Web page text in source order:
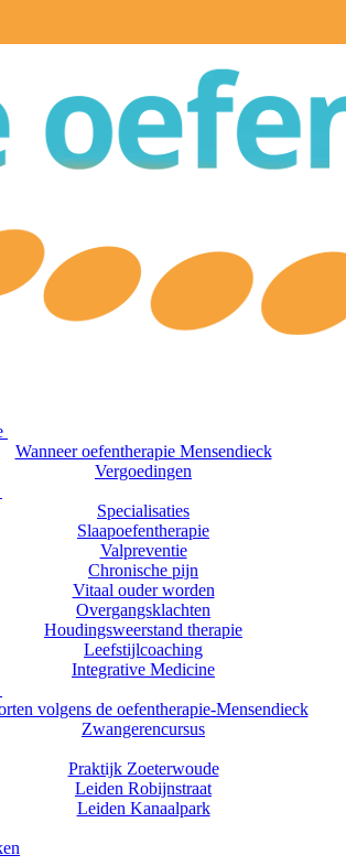
Wanneer oefentherapie Mensendieck
Vergoedingen
Specialisaties
Slaapoefentherapie
Valpreventie
Chronische pijn
Vitaal ouder worden
Overgangsklachten
Houdingsweerstand therapie
Leefstijlcoaching
Integrative Medicine
volgens de oefentherapie-Mensendieck
Zwangerencursus
Praktijk Zoeterwoude
Leiden Robijnstraat
Leiden Kanaalpark